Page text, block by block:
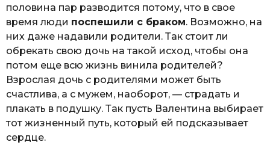
половина пар разводится потому, что в свое
время люди поспешили с браком. Возможно, на
них даже надавили родители. Так стоит ли
обрекать свою дочь на такой исход, чтобы она
потом еще всю жизнь винила родителей?
Взрослая дочь с родителями может быть
счастлива, а с мужем, наоборот, — страдать и
плакать в подушку. Так пусть Валентина выбирает
тот жизненный путь, который ей подсказывает
сердце.